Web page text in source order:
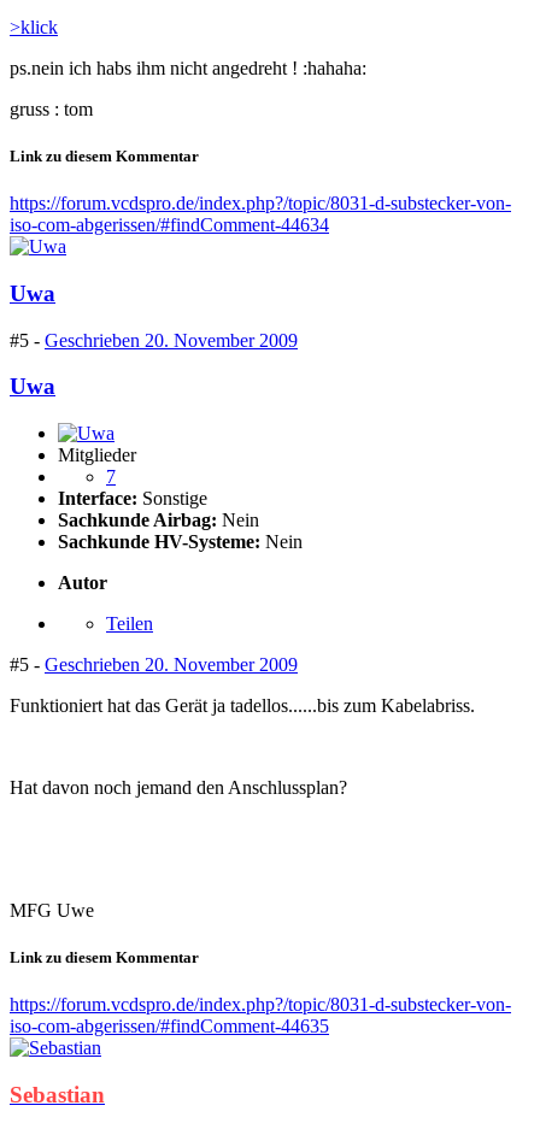
>klick
ps.nein ich habs ihm nicht angedreht ! :hahaha:
gruss : tom
Link zu diesem Kommentar
https://forum.vcdspro.de/index.php?/topic/8031-d-substecker-von-
iso-com-abgerissen/#findComment-44634
Uwa
#5 - Geschrieben 20. November 2009
Uwa
Mitglieder
7
Interface: Sonstige
Sachkunde Airbag: Nein
Sachkunde HV-Systeme: Nein
Autor
Teilen
#5 - Geschrieben 20. November 2009
Funktioniert hat das Gerät ja tadellos......bis zum Kabelabriss.
Hat davon noch jemand den Anschlussplan?
MFG Uwe
Link zu diesem Kommentar
https://forum.vcdspro.de/index.php?/topic/8031-d-substecker-von-
iso-com-abgerissen/#findComment-44635
Sebastian